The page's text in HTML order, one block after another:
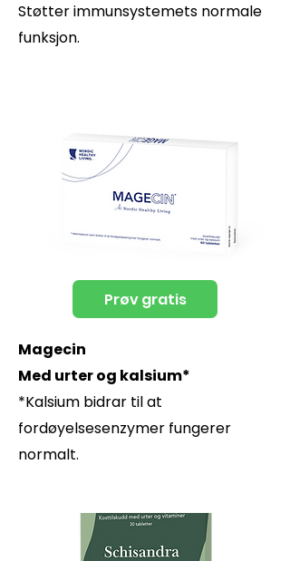
Støtter immunsystemets normale
funksjon.
Prøv gratis
Magecin
Med urter og kalsium*
*Kalsium bidrar til at
fordøyelsesenzymer fungerer
normalt.